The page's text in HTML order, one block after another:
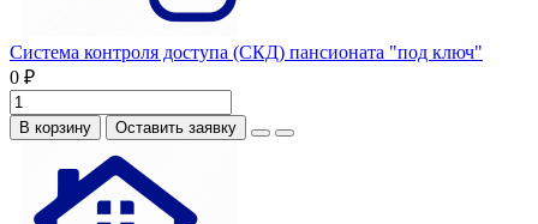
Система контроля доступа (СКД) пансионата "под ключ"
0 ₽
В корзину Оставить заявку